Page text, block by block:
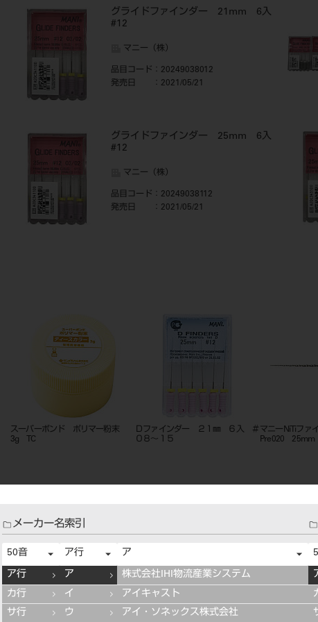
グライドファインダー 21mm 6入
#12
マニー（株）
品目コード ：20249038012
発売日
：2021/05/21
グライドファインダー 25mm 6入
#12
マニー（株）
品目コード ：20249038112
発売日
：2021/05/21
スーパーボンド ポリマー粉末
3g TC
Ｄファインダー ２１㎜ ６入 ＃
０８～１５
マニーNiTiフ
Pre020 25mm
メーカー名索引
50音
ア行
カ行
サ行
ア行
ア
イ
ウ
ア
株式会社IHI物流産業システム
アイキャスト
アイ・ソネックス株式会社